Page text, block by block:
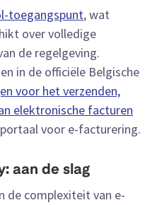
toegangspunt, wat
over volledige
de regelgeving.
in de officiële Belgische
voor het verzenden,
elektronische facturen
voor e-facturering.
aan de slag
de complexiteit van e-